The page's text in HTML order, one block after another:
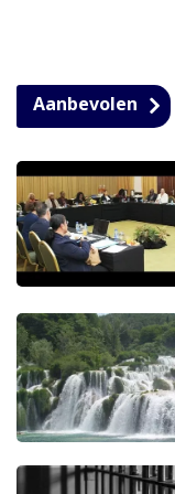
Aanbevolen